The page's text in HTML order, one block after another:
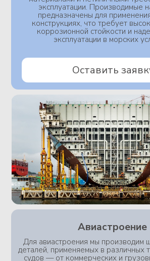
Авиастроение
Для авиастроения мы производим широкий спектр
деталей, применяемых в различных типах воздушных
судов — от коммерческих и грузовых до военных.
Наше производство ориентировано на высокое
качество и соответствие международным
авиационным стандартам. Мы изготавливаем к
примеру элементы обшивки, используя легкие, но
прочные материалы, такие как алюминиевые сплавы
и композиты. Каждая деталь проходит строгие тесты
на вибрации, перепады температур и нагрузки, что
гарантирует надежную и безопасную эксплуатацию
воздушных судов в любых условиях.